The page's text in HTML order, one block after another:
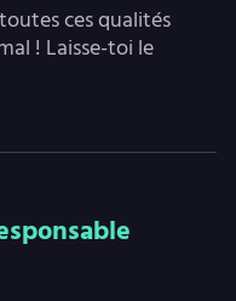
ces qualités
! Laisse-toi le